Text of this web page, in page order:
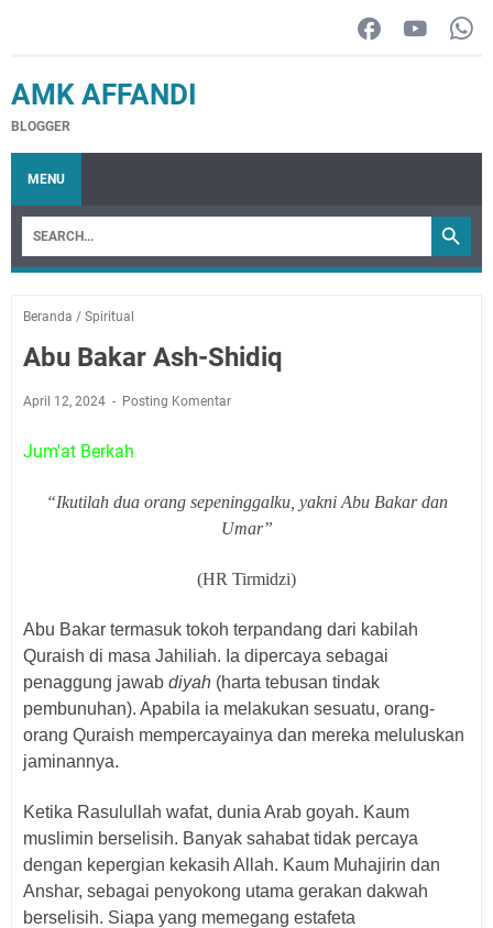
AMK AFFANDI
BLOGGER
MENU
Beranda / Spiritual
Abu Bakar Ash-Shidiq
April 12, 2024 Posting Komentar
Jum'at Berkah
“Ikutilah dua orang sepeninggalku, yakni Abu Bakar dan
Umar”
(HR Tirmidzi)
Abu Bakar termasuk tokoh terpandang dari kabilah
Quraish di masa Jahiliah. Ia dipercaya sebagai
penaggung jawab diyah (harta tebusan tindak
pembunuhan). Apabila ia melakukan sesuatu, orang-
orang Quraish mempercayainya dan mereka meluluskan
jaminannya.
Ketika Rasulullah wafat, dunia Arab goyah. Kaum
muslimin berselisih. Banyak sahabat tidak percaya
dengan kepergian kekasih Allah. Kaum Muhajirin dan
Anshar, sebagai penyokong utama gerakan dakwah
berselisih. Siapa yang memegang estafeta